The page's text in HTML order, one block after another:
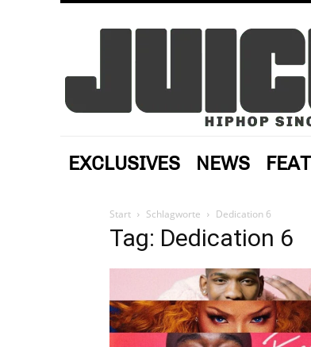
EXCLUSIVES NEWS
Start Schlagworte Dedication 6
Tag: Dedication 6